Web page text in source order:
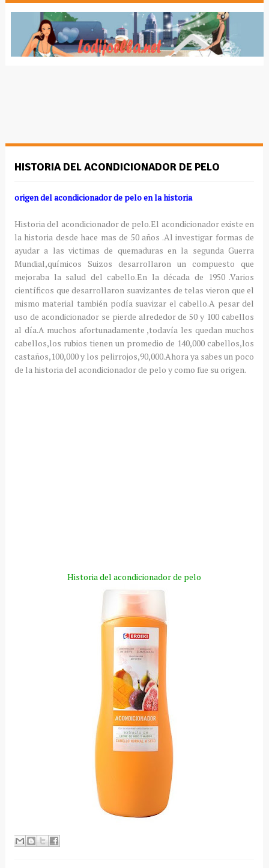
HISTORIA DEL ACONDICIONADOR DE PELO
origen del acondicionador de pelo en la historia
Historia del acondicionador de pelo.El acondicionador existe en
la historia desde hace mas de 50 años .Al investigar formas de
ayudar a las victimas de quemaduras en la segunda Guerra
Mundial,químicos Suizos desarrollaron un compuesto que
mejoraba la salud del cabello.En la década de 1950 .Varios
científicos que desarrollaron suavizantes de telas vieron que el
mismo material también podía suavizar el cabello.A pesar del
uso de acondicionador se pierde alrededor de 50 y 100 cabellos
al día.A muchos afortunadamente ,todavía les quedan muchos
cabellos,los rubios tienen un promedio de 140,000 cabellos,los
castaños,100,000 y los pelirrojos,90,000.Ahora ya sabes un poco
de la historia del acondicionador de pelo y como fue su origen.
Historia del acondicionador de pelo